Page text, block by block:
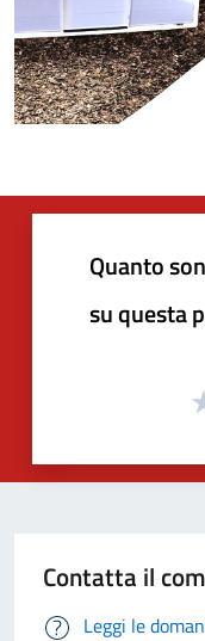
Quanto
su questa
Contatta il
Leggi le